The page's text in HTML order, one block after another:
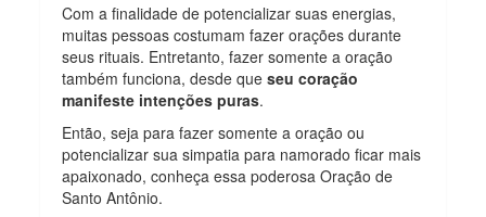
Com a finalidade de potencializar suas energias,
muitas pessoas costumam fazer orações durante
seus rituais. Entretanto, fazer somente a oração
também funciona, desde queseu coração
manifeste intenções puras.
Então, seja para fazer somente a oração ou
potencializar sua simpatia para namorado ficar mais
apaixonado, conheça essa poderosa Oração de
Santo Antônio.